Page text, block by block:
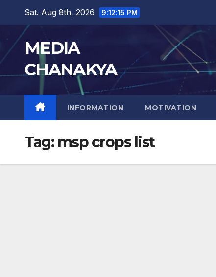
Sat. Aug 8th, 2026 9:12:16 PM
MEDIA
CHANAKYA
INFORMATION MOTIVATION
Tag: msp crops list